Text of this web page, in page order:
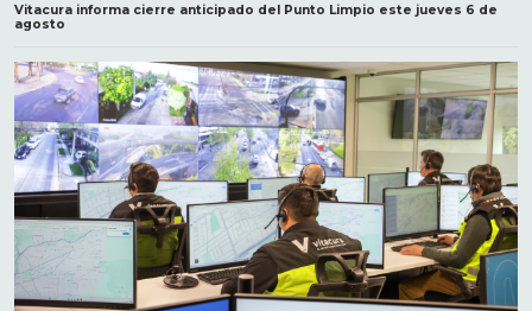
Vitacura informa cierre anticipado del Punto Limpio este jueves 6 de
agosto